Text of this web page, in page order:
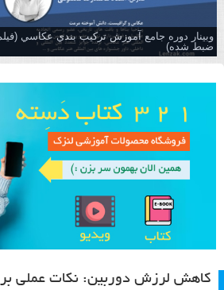
وبینار دوره جامع آموزش تركيب بندي عكاسي
ضبط شده)
کاهش لرزش دوربین: نکات عملی